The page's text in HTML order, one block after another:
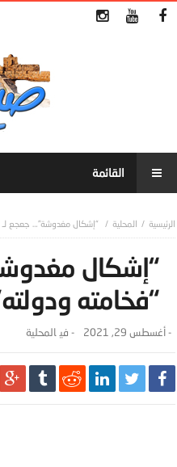
المحلية “إشكال مغدوشة”… جعجع لـ
“إشكال
“فخامته
-أغسطس 29, 2021 - ‎في المحلية